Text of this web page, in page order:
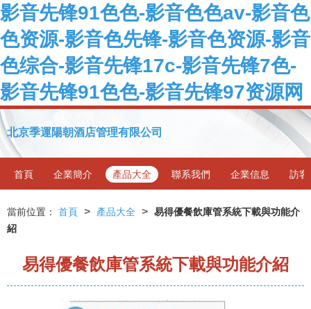
影音先锋91色色-影音色色av-影音色
色资源-影音色先锋-影音色资源-影音
色综合-影音先锋17c-影音先锋7色-
影音先锋91色色-影音先锋97资源网
北京季運陽朝酒店管理有限公司
首頁 企業簡介 產品大全 聯系我們 企業信息 訪客
當前位置： 首頁 > 產品大全 > 易得優餐飲庫管系統下載與功能介
紹
易得優餐飲庫管系統下載與功能介紹